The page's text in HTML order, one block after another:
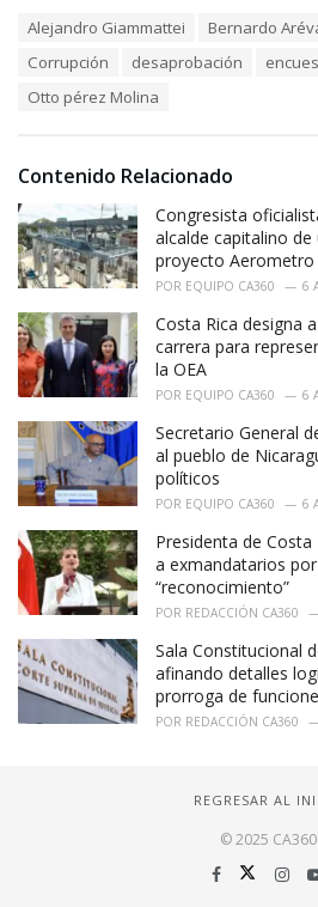
s
:
Alejandro Giammattei Bernardo
Corrupción
desaprobación
Otto pérez Molina
Contenido Relacionado
Congresista
alcalde capitalino de
proyecto Aerometro
POR EQUIPO CA360 6
Costa Rica designa
carrera para
la OEA
POR EQUIPO CA360 6
Secretario General
al pueblo de
políticos
POR EQUIPO CA360 6
Presidenta de
a exmandatarios
“reconocimiento”
POR REDACCIÓN CA360
Sala Constitucional
afinando detalles
prorroga de
POR REDACCIÓN CA360
REGRESAR AL
© 2025 CA360